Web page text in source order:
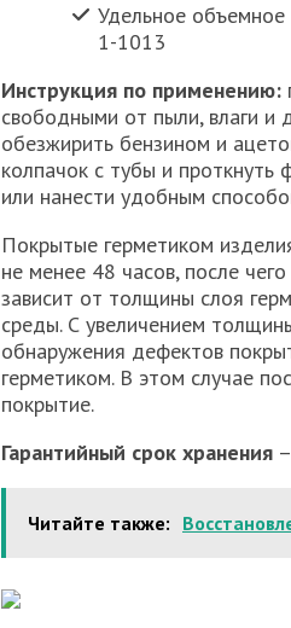
Удельное объемное
1-1013
Инструкция по применению:
свободными от пыли, влаги и
обезжирить бензином и
колпачок с тубы и проткнуть
или нанести удобным
Покрытые герметиком
не менее 48 часов, после
зависит от толщины слоя
среды. С увеличением
обнаружения дефектов
герметиком. В этом случае
покрытие.
Гарантийный срок хранения
Читайте также: